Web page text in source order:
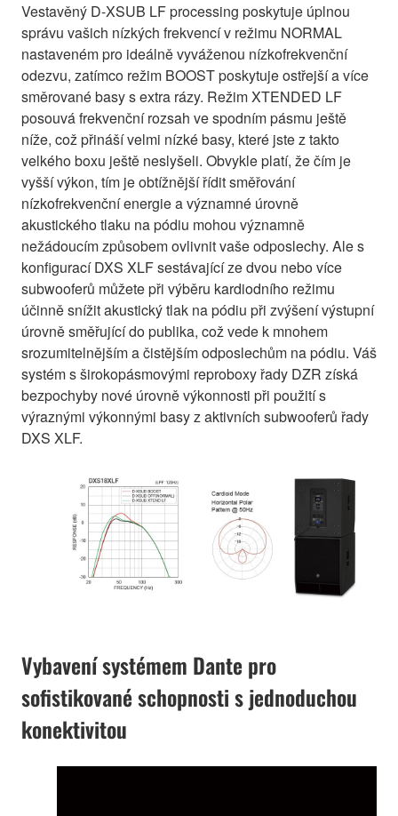
Vestavěný D-XSUB LF processing poskytuje úplnou
správu vašich nízkých frekvencí v režimu NORMAL
nastaveném pro ideálně vyváženou nízkofrekvenční
odezvu, zatímco režim BOOST poskytuje ostřejší a více
směrované basy s extra rázy. Režim XTENDED LF
posouvá frekvenční rozsah ve spodním pásmu ještě
níže, což přináší velmi nízké basy, které jste z takto
velkého boxu ještě neslyšeli. Obvykle platí, že čím je
vyšší výkon, tím je obtížnější řídit směřování
nízkofrekvenční energie a významné úrovně
akustického tlaku na pódiu mohou významně
nežádoucím způsobem ovlivnit vaše odposlechy. Ale s
konfigurací DXS XLF sestávající ze dvou nebo více
subwooferů můžete při výběru kardiodního režimu
účinně snížit akustický tlak na pódiu při zvýšení výstupní
úrovně směřující do publika, což vede k mnohem
srozumitelnějším a čistějším odposlechům na pódiu. Váš
systém s širokopásmovými reproboxy řady DZR získá
bezpochyby nové úrovně výkonnosti při použití s
výraznými výkonnými basy z aktivních subwooferů řady
DXS XLF.
Vybavení systémem Dante pro
sofistikované schopnosti s jednoduchou
konektivitou